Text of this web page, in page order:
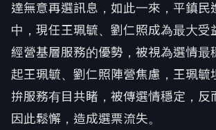
達無意再選訊息，如此一來，平鎮民
中，現任王珮毓、劉仁照成為最大受
經營基層服務的優勢，被視為選情最
起王珮毓、劉仁照陣營焦慮，王珮毓
拚服務有目共睹，被傳選情穩定，反
因此鬆懈，造成選票流失。